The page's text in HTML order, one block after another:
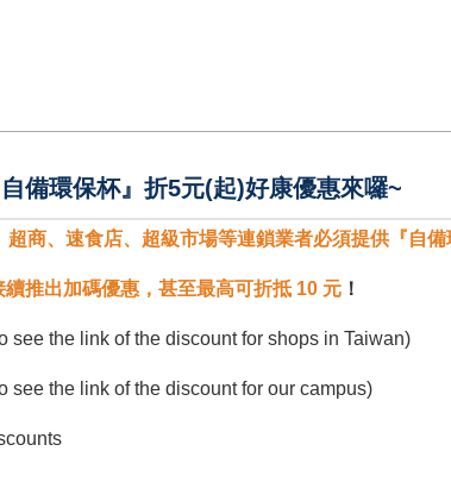
備環保杯』折5元(起)好康優惠來囉~
商、速食店、超級市場等連鎖業者必須提供『自備
推出加碼優惠，甚至最高可折抵 10 元 ！
the link of the discount for shops in Taiwan)
the link of the discount for our campus)